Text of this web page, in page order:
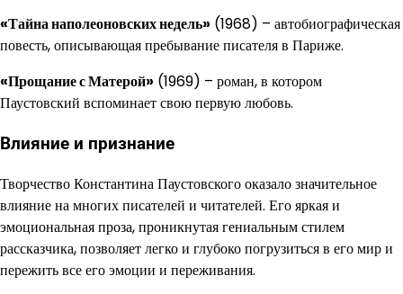
«Тайна наполеоновских недель» (1968) – автобиографическая
повесть, описывающая пребывание писателя в Париже.
«Прощание с Матерой» (1969) – роман, в котором
Паустовский вспоминает свою первую любовь.
Влияние и признание
Творчество Константина Паустовского оказало значительное
влияние на многих писателей и читателей. Его яркая и
эмоциональная проза, проникнутая гениальным стилем
рассказчика, позволяет легко и глубоко погрузиться в его мир и
пережить все его эмоции и переживания.